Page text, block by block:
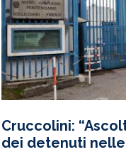
Cruccolini:
dei detenuti nelle